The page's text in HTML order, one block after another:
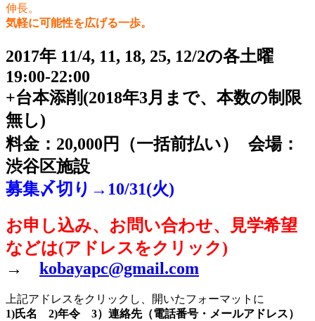
伸長。
気軽に可能性を広げる一歩。
2017年 11/4, 11, 18, 25, 12/2の各土曜
19:00-22:00
+台本添削(2018年3月まで、本数の制限
無し)
料金：20,000円（一括前払い） 会場：
渋谷区施設
募集〆切り→10/31(火)
お申し込み、お問い合わせ、見学希望
などは(アドレスをクリック)
→ kobayapc@gmail.com
上記アドレスをクリックし、開いたフォーマットに
1)氏名 2)年令 3）連絡先（電話番号・メールアドレス）